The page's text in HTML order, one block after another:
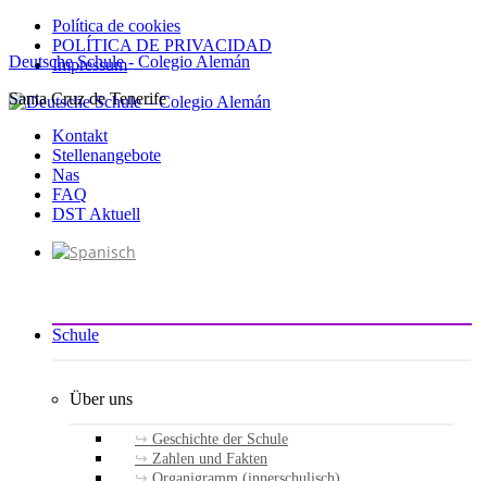
Política de cookies
POLÍTICA DE PRIVACIDAD
Impressum
Zum
springen
Deutsche Schule - Colegio Alemán
Santa Cruz de Tenerife
Kontakt
Stellenangebote
Nas
FAQ
DST Aktuell
Schule
Über uns
Geschichte der Schule
Zahlen und Fakten